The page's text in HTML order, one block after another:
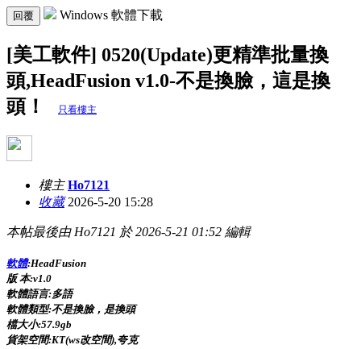
回覆 Windows 軟體下載
[美工軟件] 0520(Update)更精準批量換
頭,HeadFusion v1.0-不是換臉，這是換
頭！
只看樓主
樓主 Ho7121
收藏2026-5-20 15:28
本帖最後由 Ho7121 於 2026-5-21 01:52 編輯
軟體:HeadFusion
版 本:v1.0
軟體語言:多語
軟體類型:不是換臉，是換頭
檔大小:57.9gb
貨架空間:KT(ws改空間),夸克